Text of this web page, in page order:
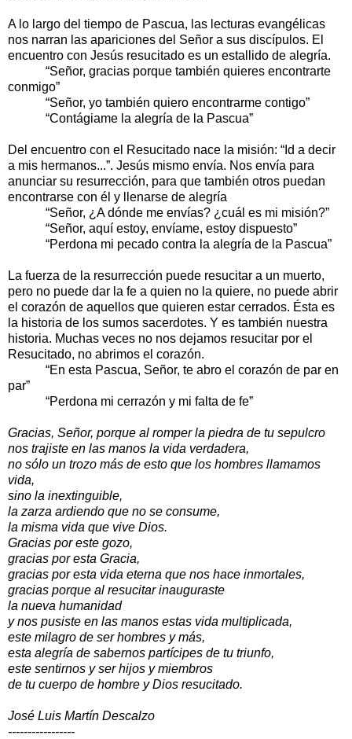
A lo largo del tiempo de Pascua, las lecturas evangélicas
nos narran las apariciones del Señor a sus discípulos. El
encuentro con Jesús resucitado es un estallido de alegría.
“Señor, gracias porque también quieres encontrarte
conmigo”
“Señor, yo también quiero encontrarme contigo”
“Contágiame la alegría de la Pascua”
Del encuentro con el Resucitado nace la misión: “Id a decir
a mis hermanos...”. Jesús mismo envía. Nos envía para
anunciar su resurrección, para que también otros puedan
encontrarse con él y llenarse de alegría
“Señor, ¿A dónde me envías? ¿cuál es mi misión?”
“Señor, aquí estoy, envíame, estoy dispuesto”
“Perdona mi pecado contra la alegría de la Pascua”
La fuerza de la resurrección puede resucitar a un muerto,
pero no puede dar la fe a quien no la quiere, no puede abrir
el corazón de aquellos que quieren estar cerrados. Ésta es
la historia de los sumos sacerdotes. Y es también nuestra
historia. Muchas veces no nos dejamos resucitar por el
Resucitado, no abrimos el corazón.
“En esta Pascua, Señor, te abro el corazón de par en
par”
“Perdona mi cerrazón y mi falta de fe”
Gracias, Señor, porque al romper la piedra de tu sepulcro
nos trajiste en las manos la vida verdadera,
no sólo un trozo más de esto que los hombres llamamos
vida,
sino la inextinguible,
la zarza ardiendo que no se consume,
la misma vida que vive Dios.
Gracias por este gozo,
gracias por esta Gracia,
gracias por esta vida eterna que nos hace inmortales,
gracias porque al resucitar inauguraste
la nueva humanidad
y nos pusiste en las manos estas vida multiplicada,
este milagro de ser hombres y más,
esta alegría de sabernos partícipes de tu triunfo,
este sentirnos y ser hijos y miembros
de tu cuerpo de hombre y Dios resucitado.
José Luis Martín Descalzo
-----------------